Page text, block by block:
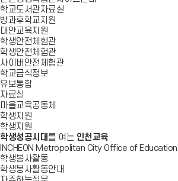
학교도서관자료실
방과후학교지원
대안교육지원
학생안전체험관
학생안전체험관
사이버안전체험관
학교급식정보
유보통합
자료실
마을교육공동체
학생지원
학생지원
학생성공시대 를 여는 인천교육
INCHEON Metropolitan City Office of Education
학생봉사활동
학생봉사활동안내